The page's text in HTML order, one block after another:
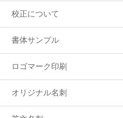
校正について
書体サンプル
ロゴマーク印刷
オリジナル名刺